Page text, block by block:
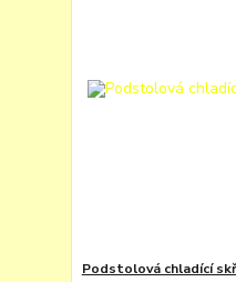
Podstolová chladící